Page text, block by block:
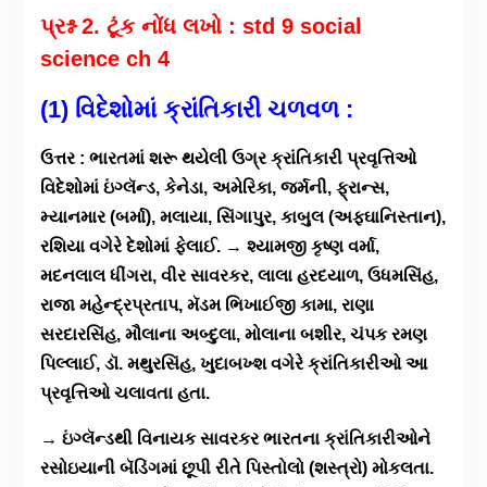
પ્રશ્ન 2. ટૂંક નોંધ લખો : std 9 social
science ch 4
(1) વિદેશોમાં ક્રાંતિકારી ચળવળ :
ઉત્તર : ભારતમાં શરૂ થયેલી ઉગ્ર ક્રાંતિકારી પ્રવૃત્તિઓ
વિદેશોમાં ઇંગ્લૅન્ડ, કેનેડા, અમેરિકા, જર્મની, ફ્રાન્સ,
મ્યાનમાર (બર્મા), મલાયા, સિંગાપુર, કાબુલ (અફઘાનિસ્તાન),
રશિયા વગેરે દેશોમાં ફેલાઈ. → શ્યામજી કૃષ્ણ વર્મા,
મદનલાલ ધીંગરા, વીર સાવરકર, લાલા હરદયાળ, ઉધમસિંહ,
રાજા મહેન્દ્રપ્રતાપ, મૅડમ ભિખાઈજી કામા, રાણા
સરદારસિંહ, મૌલાના અબ્દુલા, મોલાના બશીર, ચંપક રમણ
પિલ્લાઈ, ડૉ. મથુરસિંહ, ખુદાબખ્શ વગેરે ક્રાંતિકારીઓ આ
પ્રવૃત્તિઓ ચલાવતા હતા.
→ ઇંગ્લૅન્ડથી વિનાયક સાવરકર ભારતના ક્રાંતિકારીઓને
રસોઇયાની બૅડિંગમાં છૂપી રીતે પિસ્તોલો (શસ્ત્રો) મોકલતા.